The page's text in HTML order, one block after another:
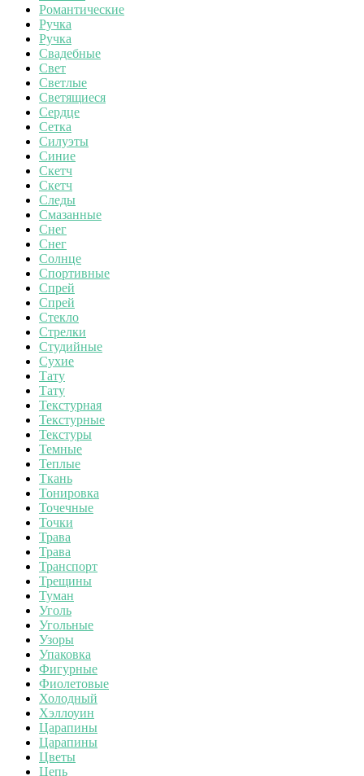
Романтические
Ручка
Ручка
Свадебные
Свет
Светлые
Светящиеся
Сердце
Сетка
Силуэты
Синие
Скетч
Скетч
Следы
Смазанные
Снег
Снег
Солнце
Спортивные
Спрей
Спрей
Стекло
Стрелки
Студийные
Сухие
Тату
Тату
Текстурная
Текстурные
Текстуры
Темные
Теплые
Ткань
Тонировка
Точечные
Точки
Трава
Трава
Транспорт
Трещины
Туман
Уголь
Угольные
Узоры
Упаковка
Фигурные
Фиолетовые
Холодный
Хэллоуин
Царапины
Царапины
Цветы
Цепь